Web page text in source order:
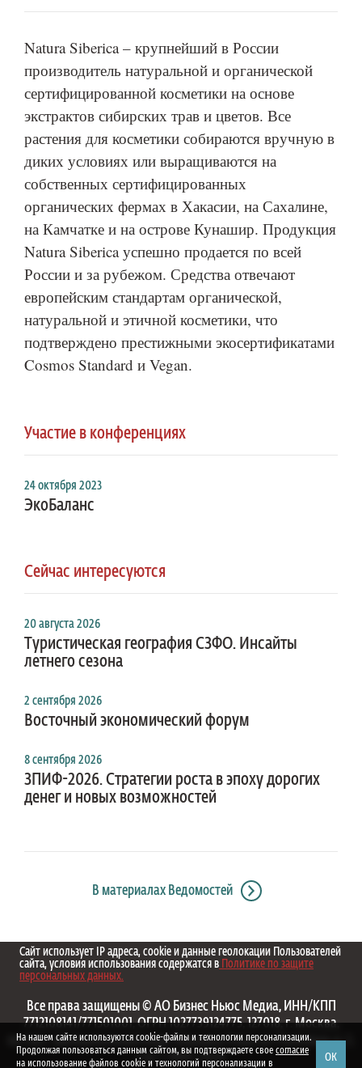
Natura Siberica – крупнейший в России
производитель натуральной и органической
сертифицированной косметики на основе
экстрактов сибирских трав и цветов. Все
растения для косметики собираются вручную в
диких условиях или выращиваются на
собственных сертифицированных
органических фермах в Хакасии, на Сахалине,
на Камчатке и на острове Кунашир. Продукция
Natura Siberica успешно продается по всей
России и за рубежом. Средства отвечают
европейским стандартам органической,
натуральной и этичной косметики, что
подтверждено престижными экосертификатами
Cosmos Standard и Vegan.
Участие в конференциях
24 октября 2023
ЭкоБаланс
Сейчас интересуются
20 августа 2026
Туристическая география СЗФО. Инсайты
летнего сезона
2 сентября 2026
Восточный экономический форум
8 сентября 2026
ЗПИФ-2026. Стратегии роста в эпоху дорогих
денег и новых возможностей
В материалах Ведомостей
Сайт использует IP адреса, cookie и данные геолокации Пользователей
сайта, условия использования содержатся в Политике по защите
персональных данных.
Все права защищены © АО Бизнес Ньюс Медиа, ИНН/КПП
7712108141/771501001, ОГРН 1027739124775, 127018, г. Москва,
вн.тер.г. муниципальный округ Марьина Роща, ул. Полковая, д. 3,
стр. 1. 1999—2026
На нашем сайте используются cookie-файлы и технологии персонализации.
Продолжая пользоваться данным сайтом, вы подтверждаете свое согласие
на использование файлов cookie и технологий персонализации в
ОК